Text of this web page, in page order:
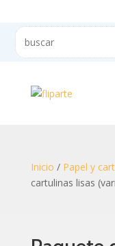
Inicio / Papel y
cartulinas lisas